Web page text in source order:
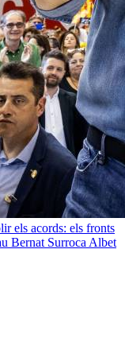
els acords: els fronts
Bernat Surroca Albet